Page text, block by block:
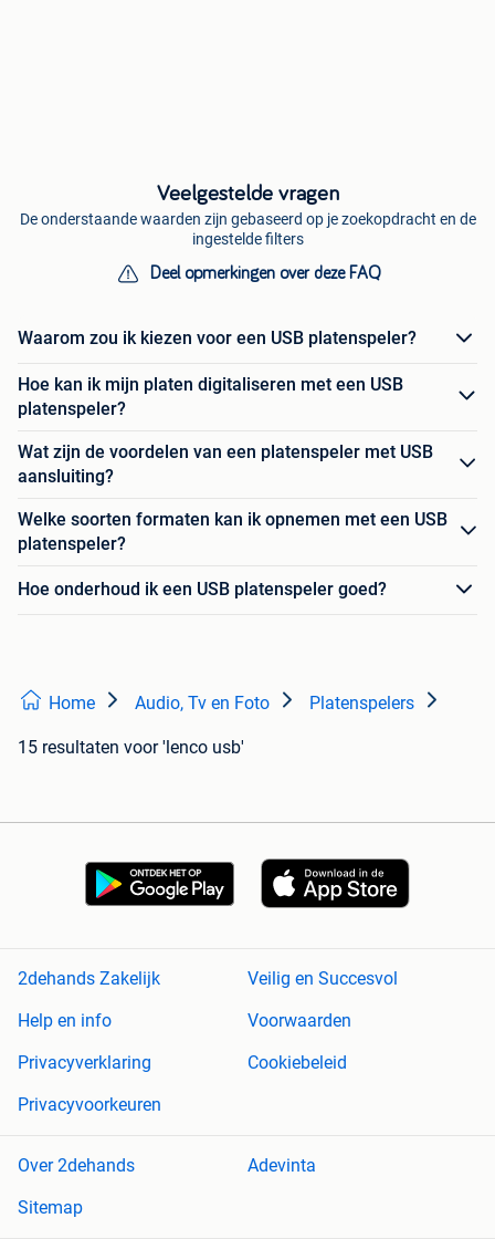
Veelgestelde vragen
De onderstaande waarden zijn gebaseerd op je zoekopdracht en de
ingestelde filters
Deel opmerkingen over deze FAQ
Waarom zou ik kiezen voor een USB platenspeler?
Hoe kan ik mijn platen digitaliseren met een USB
platenspeler?
Wat zijn de voordelen van een platenspeler met USB
aansluiting?
Welke soorten formaten kan ik opnemen met een USB
platenspeler?
Hoe onderhoud ik een USB platenspeler goed?
Home Audio, Tv en Foto Platenspelers
15 resultaten voor 'lenco usb'
2dehands Zakelijk
Veilig en Succesvol
Help en info
Voorwaarden
Privacyverklaring
Cookiebeleid
Privacyvoorkeuren
Over 2dehands
Adevinta
Sitemap